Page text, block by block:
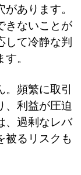
あります。
きないことが
して冷静な判
。
。頻繁に取引
、利益が圧迫
、過剰なレバ
被るリスクも